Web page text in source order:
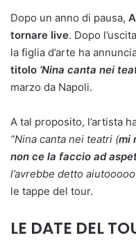
Dopo un anno di pausa,
tornare live. Dopo
la figlia d’arte ha
titolo ‘Nina canta nei
marzo da Napoli.
A tal proposito, l’artista
“Nina canta nei teatri (mi
non ce la faccio ad
l’avrebbe detto
le tappe del tour.
LE DATE DEL